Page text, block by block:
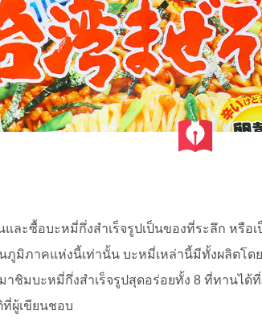
ละซื้อบะหมี่กึ่งสำเร็จรูปเป็นของที่ระลึก หรือ
ภูมิภาคแห่งนี้เท่านั้น บะหมี่เหล่านี้มีทั้งผลิตโ
ชิมบะหมี่กึ่งสำเร็จรูปสุดอร่อยทั้ง 8 ที่ทานได้
ผู้เขียนชอบ